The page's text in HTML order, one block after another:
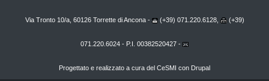
Via Tronto 10/a, 60126 Torrette di Ancona - (+39) 071.220.6128, (+39)
071.220.6024 - P.I. 00382520427 -
Progettato e realizzato a cura del CeSMI con Drupal